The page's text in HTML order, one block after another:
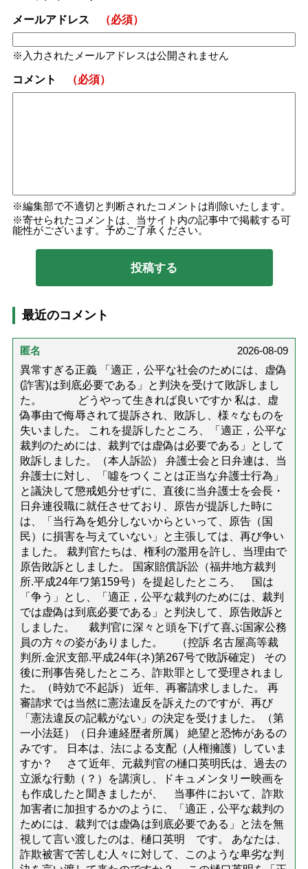
メールアドレス （必須）
入力されたメールアドレスは公開されません
コメント （必須）
編集部で不適切と判断されたコメントは削除いたします。
寄せられたコメントは、当サイト内の記事中で掲載する可
能性がございます。予めご了承ください。
最近のコメント
匿名
2026-08-09
異常すぎる正義 「適正，公平な社会のためには、虚偽
(詐害)は到底必要である」と判決を受けて敗訴しまし
た。 どうやって生きれば良いですか 私は、虚
偽事由で侮辱されて提訴され、敗訴し、様々なものを
失いました。 これを提訴したところ、「適正，公平な
裁判のためには、裁判では虚偽は必要である」として
敗訴しました。（本人訴訟） 弁護士会と日弁連は、当
弁護士に対し、「噓をつくことは正当な弁護士行為」
と議決して懲戒処分せずに、直後に当弁護士を会長・
日弁連役職に就任させており、原告が提訴した時に
は、「当行為を処分しないからといって、原告（国
民）に損害を与えていない」と主張しては、再び争い
ました。 裁判官たちは、権利の濫用を許し、当理由で
原告敗訴としました。 国家賠償訴訟（福井地方裁判
所.平成24年ワ第159号）を提起したところ、 国は
「争う」とし、「適正，公平な裁判のためには、裁判
では虚偽は到底必要である」と判決して、原告敗訴と
しました。 裁判官に深々と頭を下げて喜ぶ国家公務
員の方々の姿がありました。 （控訴 名古屋高等裁
判所.金沢支部.平成24年(ネ)第267号で敗訴確定） その
後に刑事告発したところ、詐欺罪として受理されまし
た。（時効で不起訴） 近年、再審請求しました。 再
審請求では当然に憲法違反を訴えたのですが、再び
「憲法違反の記載がない」の決定を受けました。（第
一小法廷）（日弁連経歴者所属） 絶望と恐怖があるの
みです。 日本は、法による支配（人権擁護）していま
すか？ さて近年、元裁判官の樋口英明氏は、過去の
立派な行動（？）を講演し、ドキュメンタリー映画を
も作成したと聞きましたが、 当事件において、詐欺
加害者に加担するかのように、「適正，公平な裁判の
ためには、裁判では虚偽は到底必要である」と法を無
視して言い渡したのは、樋口英明 です。 あなたは、
詐欺被害で苦しむ人々に対して、このような卑劣な判